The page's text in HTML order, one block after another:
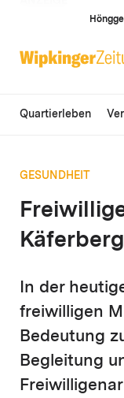
Quartierleben
GESUNDHEIT
Käferberg
In der
freiwilligen
Bedeutung
Begleitung